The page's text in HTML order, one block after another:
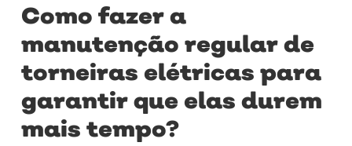
Como fazer a
manutenção regular de
torneiras elétricas para
garantir que elas durem
mais tempo?